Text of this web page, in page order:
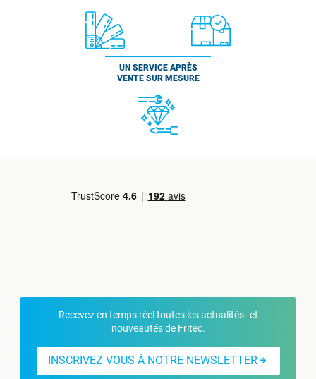
UN SERVICE APRÈS
VENTE SUR MESURE
Recevez en temps réel toutes les actualités et
nouveautés de Fritec.
INSCRIVEZ-VOUS À NOTRE NEWSLETTER